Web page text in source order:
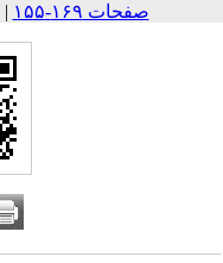
صفحات ۱۶۹-۱۵۵
|